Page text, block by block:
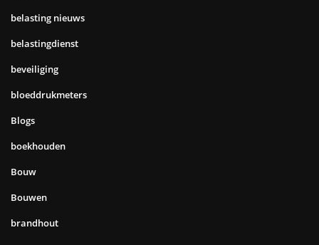
belasting nieuws
belastingdienst
beveiliging
bloeddrukmeters
Blogs
boekhouden
Bouw
Bouwen
brandhout